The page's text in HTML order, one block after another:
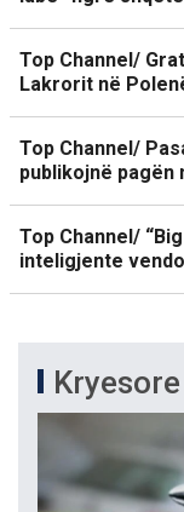
Top Channel/
Lakrorit në
Top Channel/
publikojnë
Top Channel/
inteligjente
Kryesore